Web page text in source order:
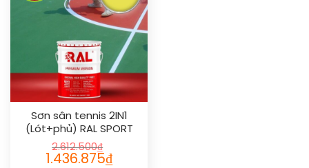
Sơn sân tennis 2IN1
(Lót+phủ) RAL SPORT
2IN1 1016
2.612.500₫
1.436.875₫